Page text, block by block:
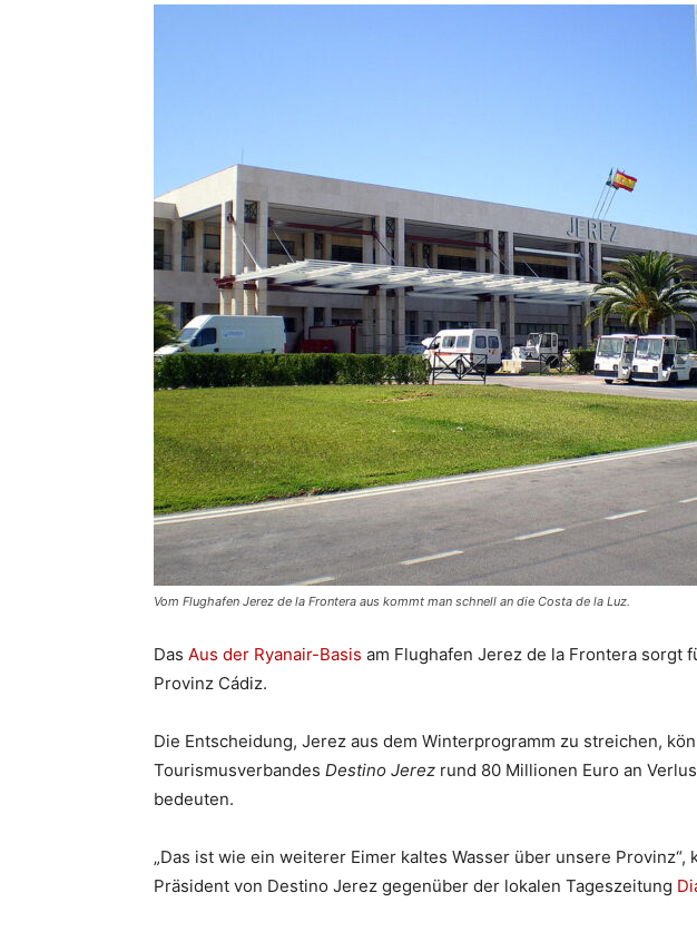
Vom Flughafen Jerez de la Frontera aus kommt man schnell an die Costa de la Luz.
Das Aus der Ryanair-Basis am Flughafen Jerez de la Frontera sorgt
Provinz Cádiz.
Die Entscheidung, Jerez aus dem Winterprogramm zu streichen,
Tourismusverbandes Destino Jerez rund 80 Millionen Euro an
bedeuten.
„Das ist wie ein weiterer Eimer kaltes Wasser über unsere
Präsident von Destino Jerez gegenüber der lokalen Tageszeitung